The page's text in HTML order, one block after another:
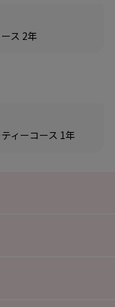
ス 2年
ィーコース 1年